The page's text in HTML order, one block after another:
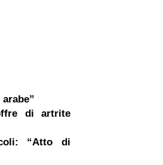
di artrite
“Atto di